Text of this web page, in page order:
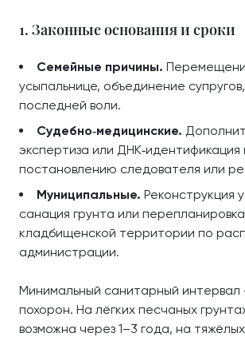
1. Законные основания и сроки
Семейные причины.
усыпальнице, объединение
последней воли.
Судебно‑медицинские.
экспертиза или ДНК‑идентификация
постановлению следователя или
Муниципальные. Реконструкция
санация грунта или перепланировка
кладбищенской территории по
администрации.
Минимальный санитарный интервал
похорон. На лёгких песчаных
возможна через 1–3 года, на